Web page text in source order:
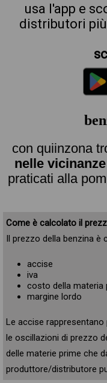
usa l'app e
distributori
con quiinzona
nelle vicinanze
praticati alla
Come è calcolato il
Il prezzo della benzina
accise
iva
costo della materia
margine lordo
Le accise rappresentano
le oscillazioni di prezzo
delle materie prime che
produttore/distributore